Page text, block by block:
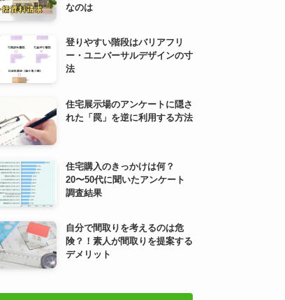
なのは
登りやすい階段はバリアフリ
ー・ユニバーサルデザインの寸
法
住宅展示場のアンケートに隠さ
れた「罠」を逆に利用する方法
住宅購入のきっかけは何？
20〜50代に聞いたアンケート
調査結果
自分で間取りを考えるのは危
険？！素人が間取りを提案する
デメリット